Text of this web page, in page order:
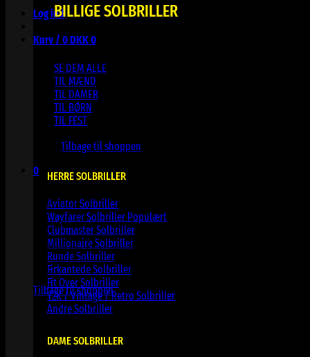
Log ind
Kurv / 0DKK0
Ingen varer i kurven.
Tilbage til shoppen
0
Kurv
Ingen varer i kurven.
Tilbage til shoppen
BILLIGE SOLBRILLER
SE DEM ALLE
TIL MÆND
TIL DAMER
TIL BØRN
TIL FEST
HERRE SOLBRILLER
Aviator Solbriller
Wayfarer Solbriller
Clubmaster Solbriller
Millionaire Solbriller
Runde Solbriller
Firkantede Solbriller
Fit Over Solbriller
Y2K / Vintage / Retro Solbriller
Andre Solbriller
DAME SOLBRILLER